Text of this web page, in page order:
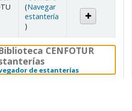
(Navegar
estantería
(Abre debajo)
)
CENFOTUR
de estanterías(Oculta el